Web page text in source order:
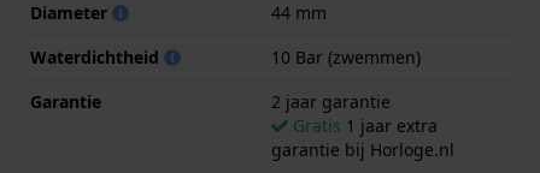
Diameter
44 mm
Waterdichtheid
10 Bar (zwemmen)
Garantie
2 jaar garantie
Gratis 1 jaar extra
garantie bij Horloge.nl